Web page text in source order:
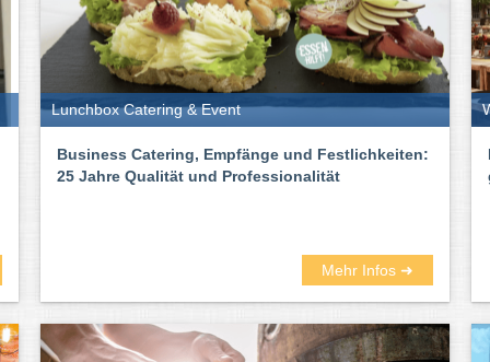
Lunchbox Catering & Event
Business Catering, Empfänge und Festlichkeiten:
25 Jahre Qualität und Professionalität
Mehr Infos ➜